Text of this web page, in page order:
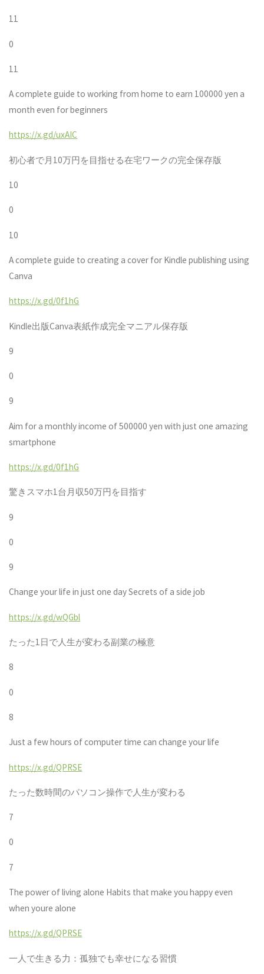
11
0
11
A complete guide to working from home to earn 100000 yen a
month even for beginners
https://x.gd/uxAIC
初心者で月 10万円を目指せる在宅ワークの完全保存版
10
0
10
A complete guide to creating a cover for Kindle publishing using
Canva
https://x.gd/0f1hG
Kindle出版Canva表紙作成完全マニアル保存版
9
0
9
Aim for a monthly income of 500000 yen with just one amazing
smartphone
https://x.gd/0f1hG
驚きスマホ1台月収50万円を目指す
9
0
9
Change your life in just one day Secrets of a side job
https://x.gd/wQGbl
たった1日で人生が変わる副業の極意
8
0
8
Just a few hours of computer time can change your life
https://x.gd/QPRSE
たった数時間のパソコン操作で人生が変わる
7
0
7
The power of living alone Habits that make you happy even
when youre alone
https://x.gd/QPRSE
一人で生きる力：孤独でも幸せになる習慣